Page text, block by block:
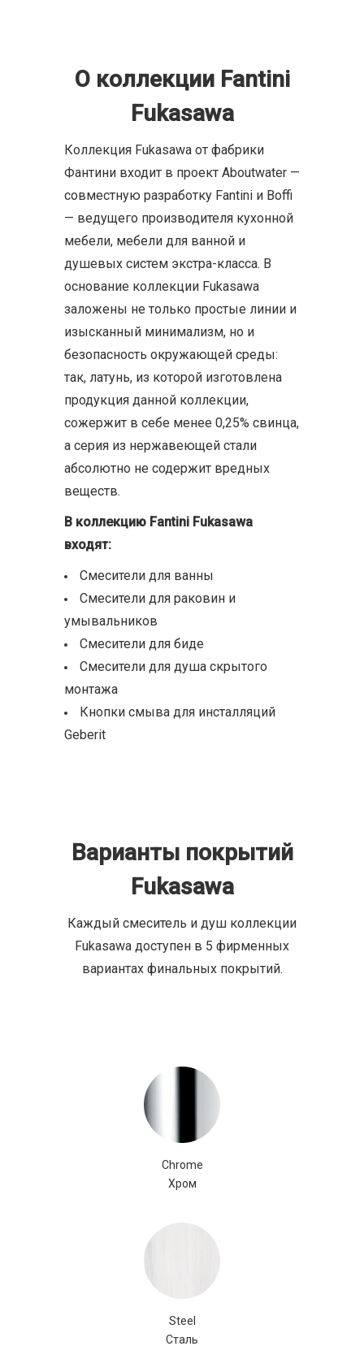
О коллекции Fantini
Fukasawa
Коллекция Fukasawa от фабрики
Фантини входит в проект Aboutwater —
совместную разработку Fantini и Boffi
— ведущего производителя кухонной
мебели, мебели для ванной и
душевых систем экстра-класса. В
основание коллекции Fukasawa
заложены не только простые линии и
изысканный минимализм, но и
безопасность окружающей среды:
так, латунь, из которой изготовлена
продукция данной коллекции,
сожержит в себе менее 0,25% свинца,
а серия из нержавеющей стали
абсолютно не содержит вредных
веществ.
В коллекцию Fantini Fukasawa
входят:
Смесители для ванны
Смесители для раковин и
умывальников
Смесители для биде
Смесители для душа скрытого
монтажа
Кнопки смыва для инсталляций
Geberit
Варианты покрытий
Fukasawa
Каждый смеситель и душ коллекции
Fukasawa доступен в 5 фирменных
вариантах финальных покрытий.
Chrome
Хром
Steel
Сталь